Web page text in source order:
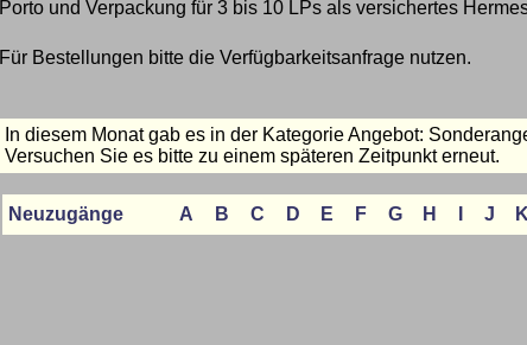
Porto und Verpackung für 3 bis 10 LPs als versichertes
Für Bestellungen bitte die Verfügbarkeitsanfrage nutzen.
In diesem Monat gab es in der Kategorie Angebot:
Versuchen Sie es bitte zu einem späteren Zeitpunkt erneut.
Neuzugänge A B C D E F G H J K